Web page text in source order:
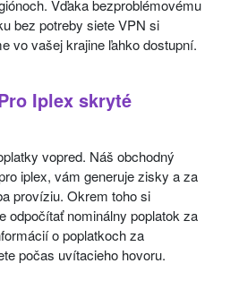
Vďaka bezproblémovému
bez potreby siete VPN si
vo vašej krajine ľahko dostupní.
Iplex skryté
vopred. Náš obchodný
iplex, vám generuje zisky a za
províziu. Okrem toho si
odpočítať nominálny poplatok za
o poplatkoch za
počas uvítacieho hovoru.